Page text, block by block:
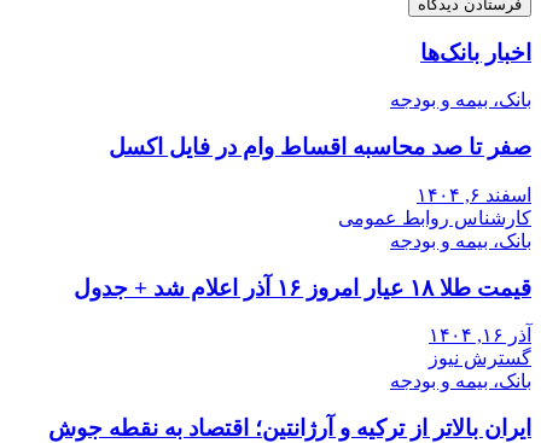
اخبار بانک‌ها
بانک، بیمه و بودجه
صفر تا صد محاسبه اقساط وام در فایل اکسل
اسفند ۶, ۱۴۰۴
کارشناس روابط عمومی
بانک، بیمه و بودجه
قیمت طلا ۱۸ عیار امروز ۱۶ آذر اعلام شد + جدول
آذر ۱۶, ۱۴۰۴
گسترش نیوز
بانک، بیمه و بودجه
ایران بالاتر از ترکیه و آرژانتین؛ اقتصاد به نقطه جوش